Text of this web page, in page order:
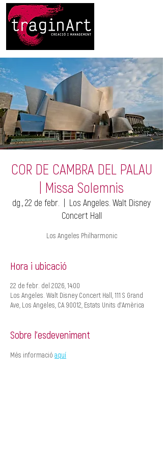
COR DE CAMBRA DEL PALAU
| Missa Solemnis
dg., 22 de febr.
  |
Los Angeles. Walt Disney
Concert Hall
Los Angeles Philharmonic
Hora i ubicació
22 de febr. del 2026, 14:00
Los Angeles. Walt Disney Concert Hall, 111 S Grand
Ave, Los Angeles, CA 90012, Estats Units d'Amèrica
Sobre l'esdeveniment
Més informació aquí